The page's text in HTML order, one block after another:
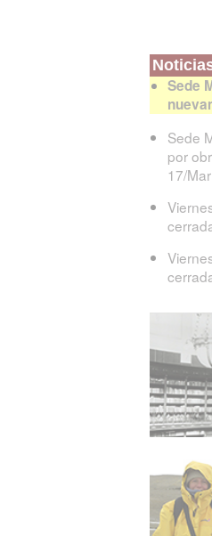
Sede
Sede
por
17/Mar